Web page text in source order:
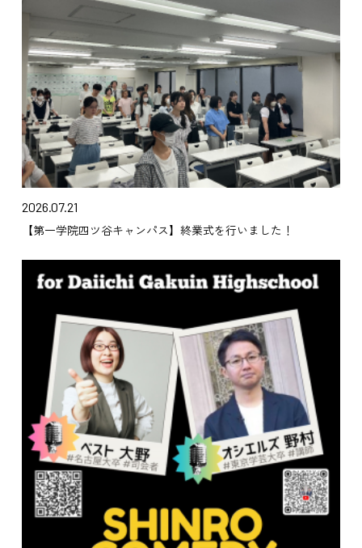
2026.07.21
【第一学院四ツ谷キャンパス】終業式を行いました！